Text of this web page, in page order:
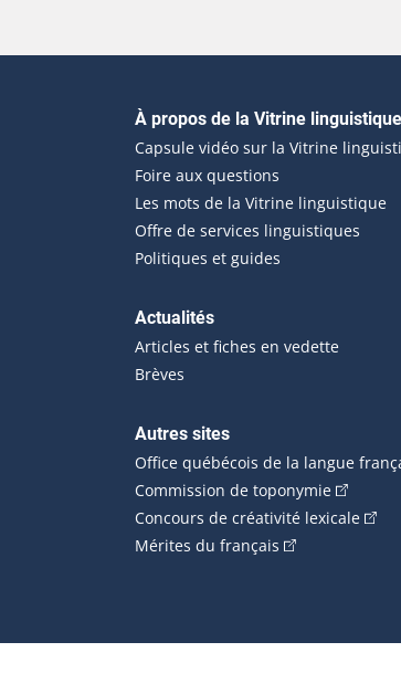
Navigation
À propos de la Vitrine linguistique
Capsule vidéo sur la Vitrine
Foire aux questions
Les mots de la Vitrine linguistique
Offre de services linguistiques
Politiques et guides
Actualités
Articles et fiches en vedette
Brèves
Autres sites
Office québécois de la langue
Commission de toponymie(Cet
Concours de créativité lexicale(Cet
Mérites du français (Cet hyperlien